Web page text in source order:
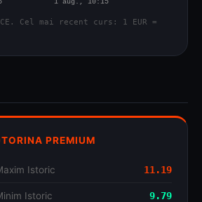
Cel mai recent curs: 1 EUR =
PREMIUM
Istoric 11.19
Istoric 9.79